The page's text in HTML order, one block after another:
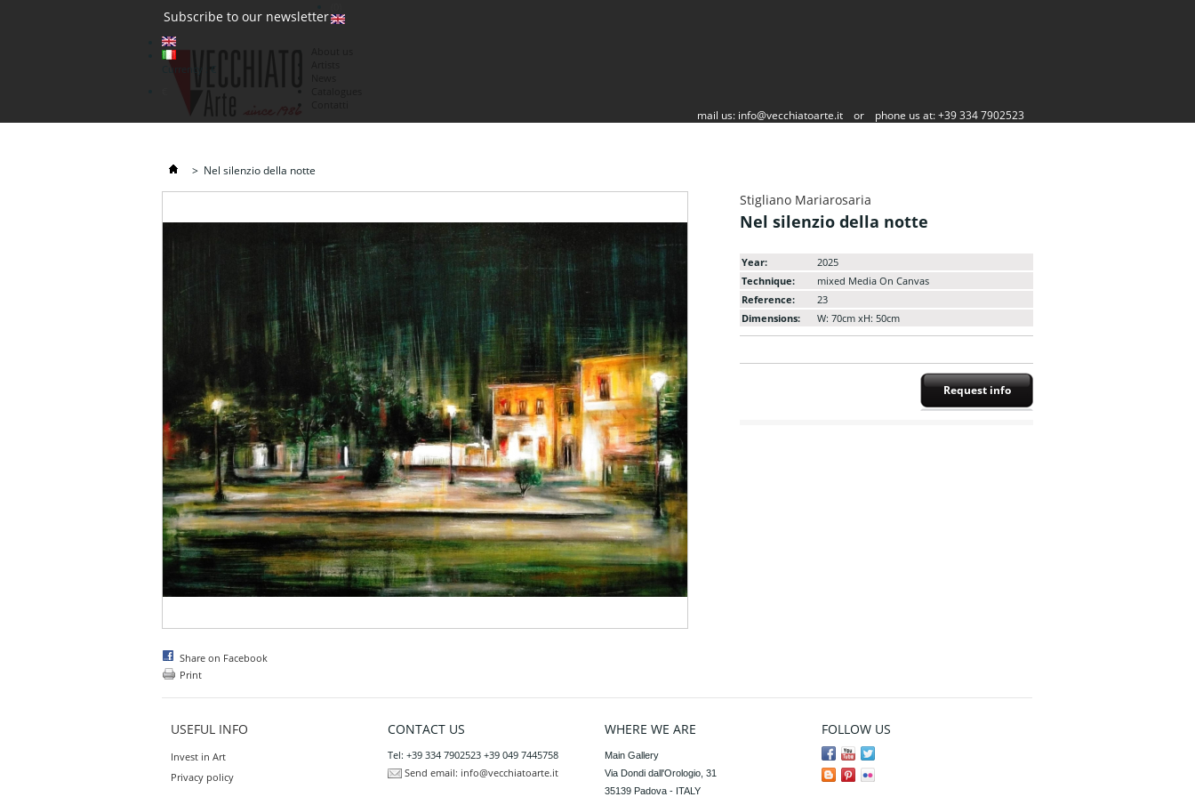
Subscribe to our newsletter
mail us: info@vecchiatoarte.it or phone us at: +39 334 7902523
> Nel silenzio della notte
Share on Facebook
Print
Stigliano Mariarosaria
Nel silenzio della notte
Year:
2025
Technique:
mixed Media On Canvas
Reference:
23
Dimensions:
W: 70cm xH: 50cm
Request info
USEFUL INFO
Invest in Art
Privacy policy
CONTACT US
Tel: +39 334 7902523 +39 049 7445758
Send email: info@vecchiatoarte.it
WHERE WE ARE
Main Gallery
Via Dondi dall'Orologio, 31
35139 Padova - ITALY
FOLLOW US